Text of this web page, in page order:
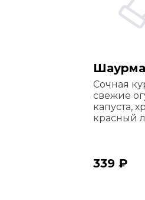
Сочная
свежие
капуста,
красный
339 ₽